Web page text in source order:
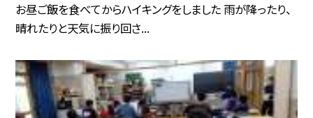
お昼ご飯を食べてからハイキングをしました 雨が降ったり、
晴れたりと天気に振り回さ...